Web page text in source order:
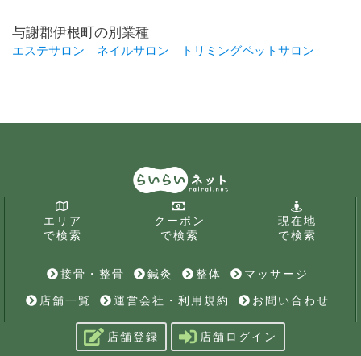
与謝郡伊根町の別業種
エステサロン ネイルサロン トリミングペットサロン
エリア
で検索
クーポン
で検索
現在地
で検索
接骨・整骨 鍼灸 整体
マッサージ
店舗一覧
運営会社・利用規約 お問い合わせ
店舗登録 店舗ログイン